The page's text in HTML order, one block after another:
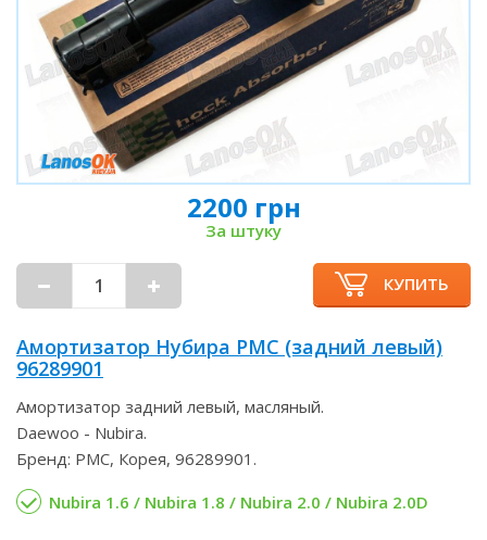
2200 грн
За штуку
КУПИТЬ
Амортизатор Нубира PMC (задний левый)
96289901
Амортизатор задний левый, масляный.
Daewoo - Nubira.
Бренд: PMC, Корея, 96289901.
Nubira 1.6 / Nubira 1.8 / Nubira 2.0 / Nubira 2.0D